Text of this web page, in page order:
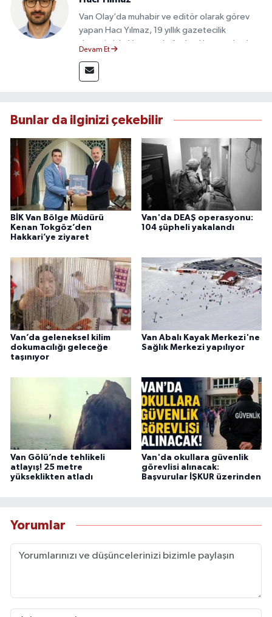
Van Olay’da muhabir ve editör olarak görev
yapan Hacı Yılmaz, 19 yıllık gazetecilik
deneyimiyle Van yerel gündemi başta olmak
takip etmektedir. Editoryal sürece katkı sunan
Yılmaz, tarafsızlık, doğruluk ve etik ilkeler
bilgilendirmektedir.
Devam Et
Bunlar da ilginizi çekebilir
BİK Van Bölge Müdürü
Kenan Tokgöz’den
Hakkari’ye ziyaret
Van'da DEAŞ operasyonu:
104 şüpheli yakalandı
Van’da geleneksel kilim
dokumacılığı geleceğe
taşınıyor
Van Abalı Kayak Merkezi'ne
Sağlık Merkezi yapılıyor
Van Gölü’nde tehlikeli
atlayış! 25 metre
yükseklikten atladı
Van'da okullara güvenlik
görevlisi alınacak:
Başvurular İŞKUR üzerinden
Yorumlar